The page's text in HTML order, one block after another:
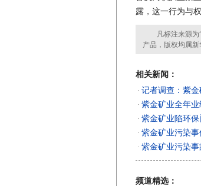
露，这一行为与
凡标注来源为“
产品，版权均属
相关新闻：
· 记者调查：紫
· 紫金矿业全年
· 紫金矿业陷环
· 紫金矿业污染
· 紫金矿业污染
频道精选：